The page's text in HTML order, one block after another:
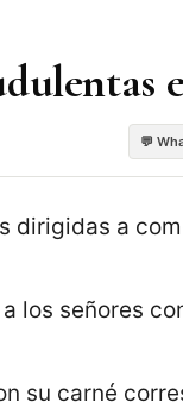
💬
dirigidas a
los señores
su carné